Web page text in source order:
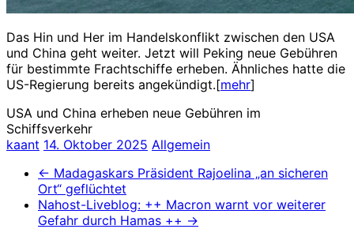
Das Hin und Her im Handelskonflikt zwischen den USA
und China geht weiter. Jetzt will Peking neue Gebühren
für bestimmte Frachtschiffe erheben. Ähnliches hatte die
US-Regierung bereits angekündigt.[mehr]
USA und China erheben neue Gebühren im
Schiffsverkehr
kaant 14. Oktober 2025 Allgemein
← Madagaskars Präsident Rajoelina „an sicheren
Ort“ geflüchtet
Nahost-Liveblog: ++ Macron warnt vor weiterer
Gefahr durch Hamas ++ →